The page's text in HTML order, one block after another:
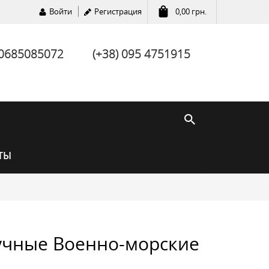
Войти Регистрация 0,00 грн.
(+38) 095 4751915
Военно-морские